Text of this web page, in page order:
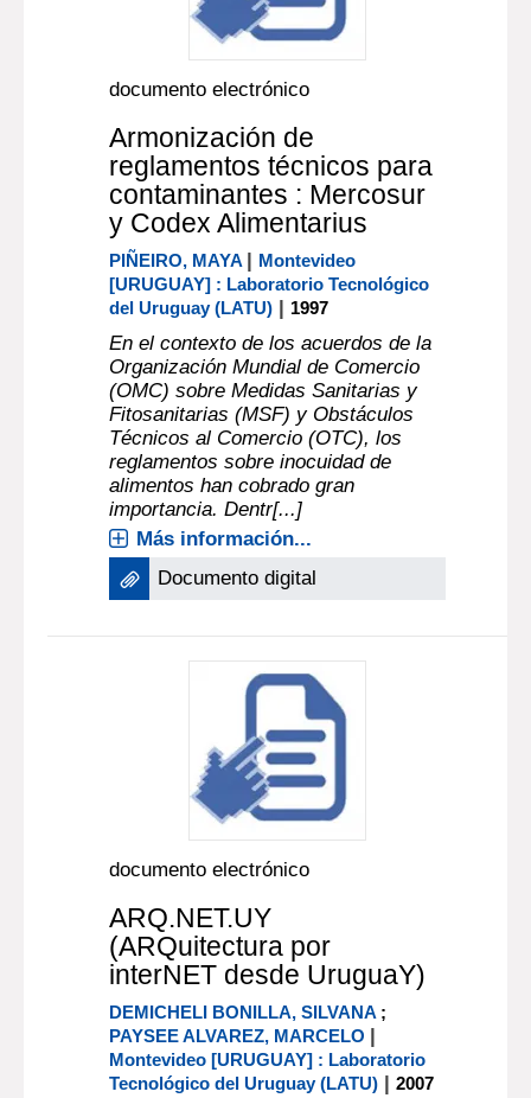
documento electrónico
Armonización de
reglamentos técnicos para
contaminantes : Mercosur
y Codex Alimentarius
PIÑEIRO, MAYA | Montevideo
[URUGUAY] : Laboratorio Tecnológico
del Uruguay (LATU) | 1997
En el contexto de los acuerdos de la
Organización Mundial de Comercio
(OMC) sobre Medidas Sanitarias y
Fitosanitarias (MSF) y Obstáculos
Técnicos al Comercio (OTC), los
reglamentos sobre inocuidad de
alimentos han cobrado gran
importancia. Dentr[...]
Más información...
Documento digital
documento electrónico
ARQ.NET.UY
(ARQuitectura por
interNET desde UruguaY)
DEMICHELI BONILLA, SILVANA ;
PAYSEE ALVAREZ, MARCELO |
Montevideo [URUGUAY] : Laboratorio
Tecnológico del Uruguay (LATU) |2007